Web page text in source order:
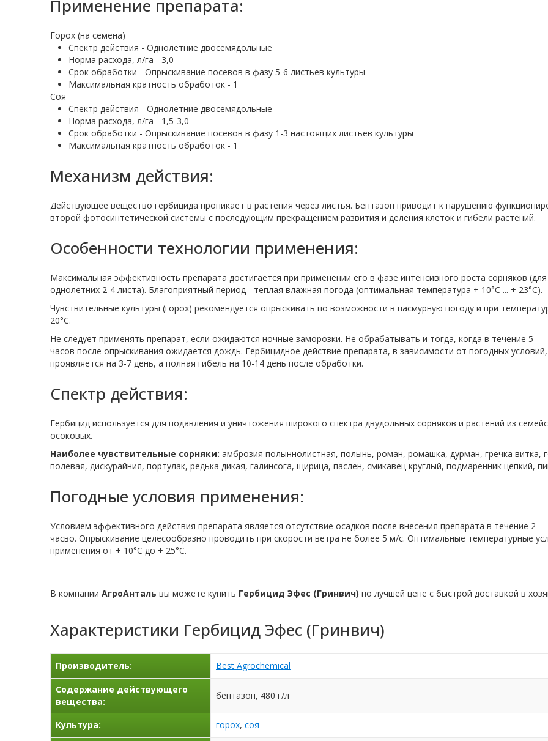
Применение препарата:
Горох (на семена)
Спектр действия - Однолетние двосемядольные
Норма расхода, л/га - 3,0
Срок обработки - Опрыскивание посевов в фазу 5-6 листьев культуры
Максимальная кратность обработок - 1
Соя
Спектр действия - Однолетние двосемядольные
Норма расхода, л/га - 1,5-3,0
Срок обработки - Опрыскивание посевов в фазу 1-3 настоящих листьев культуры
Максимальная кратность обработок - 1
Механизм действия:
Действующее вещество гербицида проникает в растения через листья. Бентазон приводит к нарушению
второй фотосинтетической системы с последующим прекращением развития и деления клеток и гибели растений.
Особенности технологии применения:
Максимальная эффективность препарата достигается при применении его в фазе интенсивного роста сорняков (для
однолетних 2-4 листа). Благоприятный период - теплая влажная погода (оптимальная температура + 10°С ... + 23°С).
Чувствительные культуры (горох) рекомендуется опрыскивать по возможности в пасмурную погоду и при
20°С.
Не следует применять препарат, если ожидаются ночные заморозки. Не обрабатывать и тогда, когда в течение 5
часов после опрыскивания ожидается дождь. Гербицидное действие препарата, в зависимости от погодных условий,
проявляется на 3-7 день, а полная гибель на 10-14 день после обработки.
Спектр действия:
Гербицид используется для подавления и уничтожения широкого спектра двудольных сорняков и растений из
осоковых.
Наиболее чувствительные сорняки: амброзия полыннолистная, полынь, роман, ромашка, дурман, гречка витка,
полевая, дискурайния, портулак, редька дикая, галинсога, щирица, паслен, смикавец круглый, подмаренник цепкий,
Погодные условия применения:
Условием эффективного действия препарата является отсутствие осадков после внесения препарата в течение 2
часво. Опрыскивание целесообразно проводить при скорости ветра не более 5 м/с. Оптимальные температурные
применения от + 10°С до + 25°С.
В компании АгроАнталь вы можете купить Гербицид Эфес (Гринвич) по лучшей цене с быстрой доставкой в
Характеристики Гербицид Эфес (Гринвич)
Производитель: Best Agrochemical
Содержание действующего
вещества:
бентазон, 480 г/л
Культура: горох, соя